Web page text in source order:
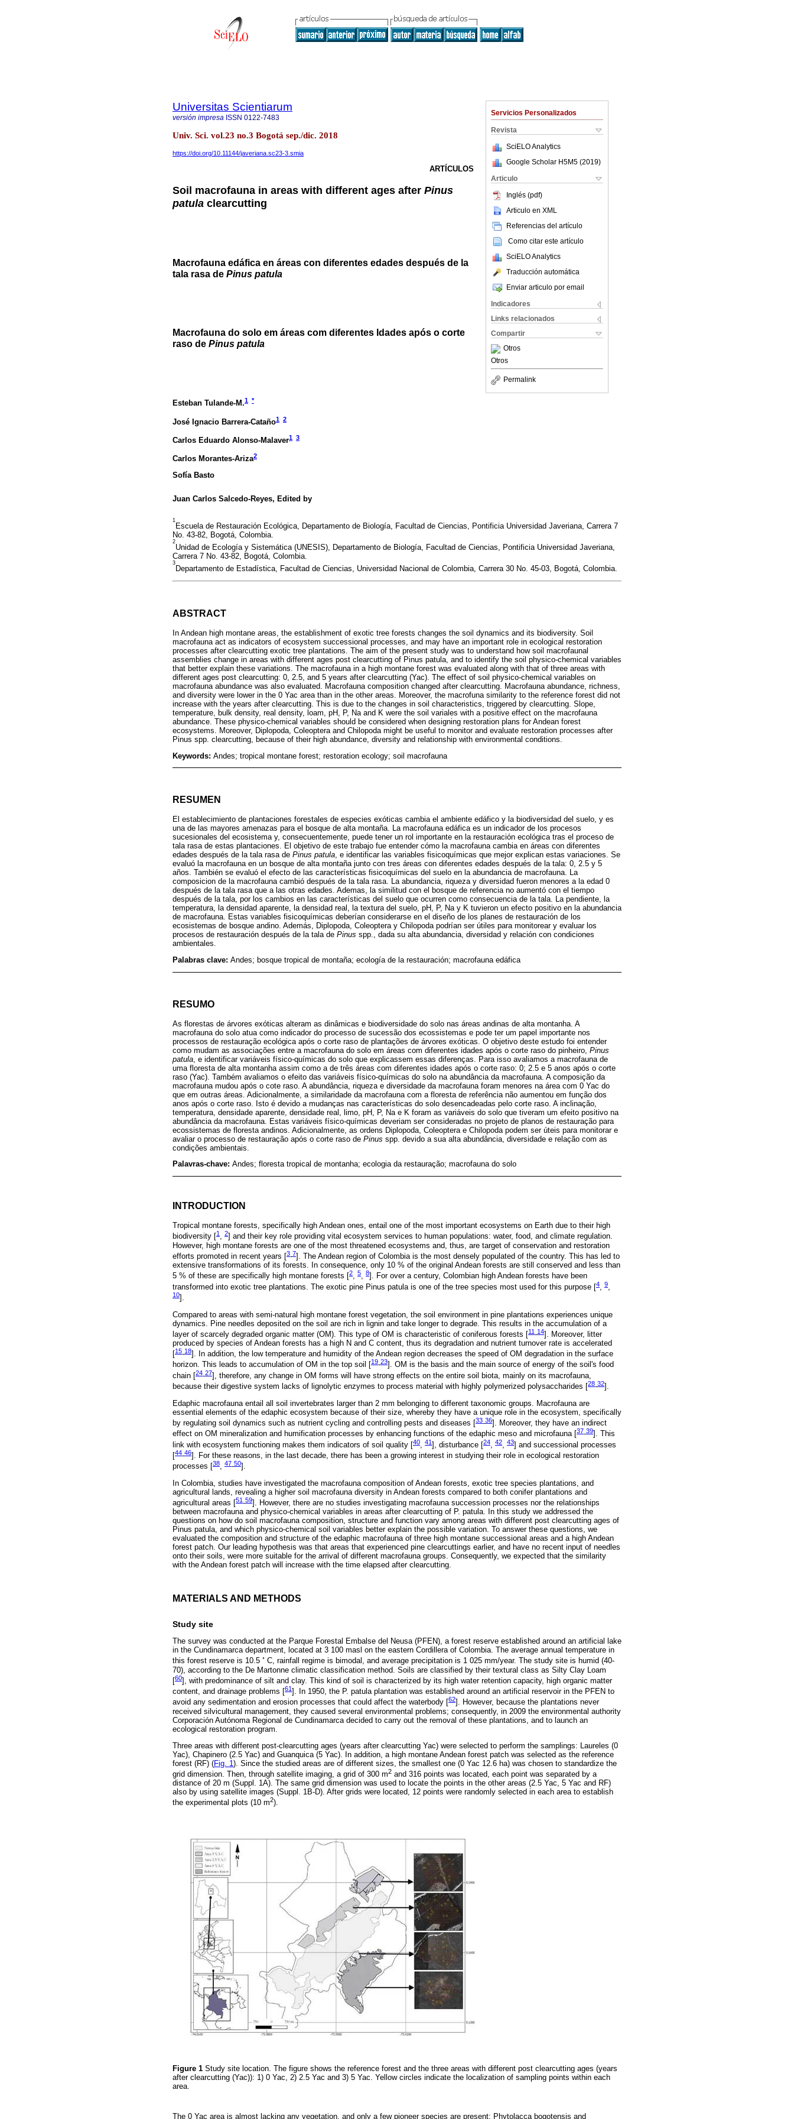
Servicios Personalizados
Revista
SciELO Analytics
Google Scholar H5M5 (2019)
Articulo
Inglés (pdf)
Articulo en XML
Referencias del artículo
Como citar este artículo
SciELO Analytics
Traducción automática
Enviar articulo por email
Indicadores
Links relacionados
Compartir
Otros
Otros
Permalink
Universitas Scientiarum
versión impresa ISSN 0122-7483
Univ. Sci. vol.23 no.3 Bogotá sep./dic. 2018
https://doi.org/10.11144/javeriana.sc23-3.smia
ARTÍCULOS
Soil macrofauna in areas with different ages after Pinus
patula clearcutting
Macrofauna edáfica en áreas con diferentes edades después de la
tala rasa de Pinus patula
Macrofauna do solo em áreas com diferentes Idades após o corte
raso de Pinus patula
Esteban Tulande-M.1 *
José Ignacio Barrera-Cataño1 2
Carlos Eduardo Alonso-Malaver1 3
Carlos Morantes-Ariza2
Sofía Basto
Juan Carlos Salcedo-Reyes, Edited by
1
Escuela de Restauración Ecológica, Departamento de Biología, Facultad de Ciencias, Pontificia Universidad Javeriana, Carrera 7
No. 43-82, Bogotá, Colombia.
2
Unidad de Ecología y Sistemática (UNESIS), Departamento de Biología, Facultad de Ciencias, Pontificia Universidad Javeriana,
Carrera 7 No. 43-82, Bogotá, Colombia.
3
Departamento de Estadística, Facultad de Ciencias, Universidad Nacional de Colombia, Carrera 30 No. 45-03, Bogotá, Colombia.
ABSTRACT
In Andean high montane areas, the establishment of exotic tree forests changes the soil dynamics and its biodiversity. Soil
macrofauna act as indicators of ecosystem successional processes, and may have an important role in ecological restoration
processes after clearcutting exotic tree plantations. The aim of the present study was to understand how soil macrofaunal
assemblies change in areas with different ages post clearcutting of Pinus patula, and to identify the soil physico-chemical variables
that better explain these variations. The macrofauna in a high montane forest was evaluated along with that of three areas with
different ages post clearcutting: 0, 2.5, and 5 years after clearcutting (Yac). The effect of soil physico-chemical variables on
macrofauna abundance was also evaluated. Macrofauna composition changed after clearcutting. Macrofauna abundance, richness,
and diversity were lower in the 0 Yac area than in the other areas. Moreover, the macrofuna similarity to the reference forest did not
increase with the years after clearcutting. This is due to the changes in soil characteristics, triggered by clearcutting. Slope,
temperature, bulk density, real density, loam, pH, P, Na and K were the soil variales with a positive effect on the macrofauna
abundance. These physico-chemical variables should be considered when designing restoration plans for Andean forest
ecosystems. Moreover, Diplopoda, Coleoptera and Chilopoda might be useful to monitor and evaluate restoration processes after
Pinus spp. clearcutting, because of their high abundance, diversity and relationship with environmental conditions.
Keywords: Andes; tropical montane forest; restoration ecology; soil macrofauna
RESUMEN
El establecimiento de plantaciones forestales de especies exóticas cambia el ambiente edáfico y la biodiversidad del suelo, y es
una de las mayores amenazas para el bosque de alta montaña. La macrofauna edáfica es un indicador de los procesos
sucesionales del ecosistema y, consecuentemente, puede tener un rol importante en la restauración ecológica tras el proceso de
tala rasa de estas plantaciones. El objetivo de este trabajo fue entender cómo la macrofauna cambia en áreas con diferentes
edades después de la tala rasa de Pinus patula, e identificar las variables fisicoquímicas que mejor explican estas variaciones. Se
evaluó la macrofauna en un bosque de alta montaña junto con tres áreas con diferentes edades después de la tala: 0, 2.5 y 5
años. También se evaluó el efecto de las características fisicoquímicas del suelo en la abundancia de macrofauna. La
composicion de la macrofauna cambió después de la tala rasa. La abundancia, riqueza y diversidad fueron menores a la edad 0
después de la tala rasa que a las otras edades. Ademas, la similitud con el bosque de referencia no aumentó con el tiempo
después de la tala, por los cambios en las características del suelo que ocurren como consecuencia de la tala. La pendiente, la
temperatura, la densidad aparente, la densidad real, la textura del suelo, pH, P, Na y K tuvieron un efecto positivo en la abundancia
de macrofauna. Estas variables fisicoquímicas deberían considerarse en el diseño de los planes de restauración de los
ecosistemas de bosque andino. Además, Diplopoda, Coleoptera y Chilopoda podrían ser útiles para monitorear y evaluar los
procesos de restauración después de la tala de Pinus spp., dada su alta abundancia, diversidad y relación con condiciones
ambientales.
Palabras clave: Andes; bosque tropical de montaña; ecología de la restauración; macrofauna edáfica
RESUMO
As florestas de árvores exóticas alteram as dinâmicas e biodiversidade do solo nas áreas andinas de alta montanha. A
macrofauna do solo atua como indicador do processo de sucessão dos ecossistemas e pode ter um papel importante nos
processos de restauração ecológica após o corte raso de plantações de árvores exóticas. O objetivo deste estudo foi entender
como mudam as associações entre a macrofauna do solo em áreas com diferentes idades após o corte raso do pinheiro, Pinus
patula , e identificar variáveis físico-químicas do solo que explicassem essas diferenças. Para isso avaliamos a macrofauna de
uma floresta de alta montanha assim como a de três áreas com diferentes idades após o corte raso: 0; 2.5 e 5 anos após o corte
raso (Yac). Também avaliamos o efeito das variáveis físico-químicas do solo na abundância da macrofauna. A composição da
macrofauna mudou após o cote raso. A abundância, riqueza e diversidade da macrofauna foram menores na área com 0 Yac do
que em outras áreas. Adicionalmente, a similaridade da macrofauna com a floresta de referência não aumentou em função dos
anos após o corte raso. Isto é devido a mudanças nas características do solo desencadeadas pelo corte raso. A inclinação,
temperatura, densidade aparente, densidade real, limo, pH, P, Na e K foram as variáveis do solo que tiveram um efeito positivo na
abundância da macrofauna. Estas variáveis físico-químicas deveriam ser consideradas no projeto de planos de restauração para
ecossistemas de floresta andinos. Adicionalmente, as ordens Diplopoda, Coleoptera e Chilopoda podem ser úteis para monitorar e
avaliar o processo de restauração após o corte raso de Pinus spp. devido a sua alta abundância, diversidade e relação com as
condições ambientais.
Palavras-chave: Andes; floresta tropical de montanha; ecologia da restauração; macrofauna do solo
INTRODUCTION
Tropical montane forests, specifically high Andean ones, entail one of the most important ecosystems on Earth due to their high
biodiversity [
1, 2
] and their key role providing vital ecosystem services to human populations: water, food, and climate regulation.
However, high montane forests are one of the most threatened ecosystems and, thus, are target of conservation and restoration
efforts promoted in recent years [3-7]. The Andean region of Colombia is the most densely populated of the country. This has led to
extensive transformations of its forests. In consequence, only 10 % of the original Andean forests are still conserved and less than
5 % of these are specifically high montane forests [2, 5, 8]. For over a century, Colombian high Andean forests have been
transformed into exotic tree plantations. The exotic pine Pinus patula is one of the tree species most used for this purpose [4, 9,
10].
Compared to areas with semi-natural high montane forest vegetation, the soil environment in pine plantations experiences unique
dynamics. Pine needles deposited on the soil are rich in lignin and take longer to degrade. This results in the accumulation of a
layer of scarcely degraded organic matter (OM). This type of OM is characteristic of coniferous forests [11-14]. Moreover, litter
produced by species of Andean forests has a high N and C content, thus its degradation and nutrient turnover rate is accelerated
[15-18]. In addition, the low temperature and humidity of the Andean region decreases the speed of OM degradation in the surface
horizon. This leads to accumulation of OM in the top soil [
19-23 ]. OM is the basis and the main source of energy of the soil's food
chain [24-27], therefore, any change in OM forms will have strong effects on the entire soil biota, mainly on its macrofauna,
because their digestive system lacks of lignolytic enzymes to process material with highly polymerized polysaccharides [28-32].
Edaphic macrofauna entail all soil invertebrates larger than 2 mm belonging to different taxonomic groups. Macrofauna are
essential elements of the edaphic ecosystem because of their size, whereby they have a unique role in the ecosystem, specifically
by regulating soil dynamics such as nutrient cycling and controlling pests and diseases [33-36]. Moreover, they have an indirect
effect on OM mineralization and humification processes by enhancing functions of the edaphic meso and microfauna [37-39]. This
link with ecosystem functioning makes them indicators of soil quality [40 41], disturbance [24 42 43] and successional processes
[44-46]. For these reasons, in the last decade, there has been a growing interest in studying their role in ecological restoration
processes [38, 47-50].
In Colombia, studies have investigated the macrofauna composition of Andean forests, exotic tree species plantations, and
agricultural lands, revealing a higher soil macrofauna diversity in Andean forests compared to both conifer plantations and
agricultural areas [51-59]. However, there are no studies investigating macrofauna succession processes nor the relationships
between macrofauna and physico-chemical variables in areas after clearcutting of P. patula. In this study we addressed the
questions on how do soil macrofauna composition, structure and function vary among areas with different post clearcutting ages of
Pinus patula, and which physico-chemical soil variables better explain the possible variation. To answer these questions, we
evaluated the composition and structure of the edaphic macrofauna of three high montane successional areas and a high Andean
forest patch. Our leading hypothesis was that areas that experienced pine clearcuttings earlier, and have no recent input of needles
onto their soils, were more suitable for the arrival of different macrofauna groups. Consequently, we expected that the similarity
with the Andean forest patch will increase with the time elapsed after clearcutting.
MATERIALS AND METHODS
Study site
The survey was conducted at the Parque Forestal Embalse del Neusa (PFEN), a forest reserve established around an artificial lake
in the Cundinamarca department, located at 3 100 masl on the eastern Cordillera of Colombia. The average annual temperature in
this forest reserve is 10.5 ◦ C, rainfall regime is bimodal, and average precipitation is 1 025 mm/year. The study site is humid (40-
70), according to the De Martonne climatic classification method. Soils are classified by their textural class as Silty Clay Loam
[60], with predominance of silt and clay. This kind of soil is characterized by its high water retention capacity, high organic matter
content, and drainage problems [61]. In 1950, the P. patula plantation was established around an artificial reservoir in the PFEN to
avoid any sedimentation and erosion processes that could affect the waterbody [62]. However, because the plantations never
received silvicultural management, they caused several environmental problems; consequently, in 2009 the environmental authority
Corporación Autónoma Regional de Cundinamarca decided to carry out the removal of these plantations, and to launch an
ecological restoration program.
Three areas with different post-clearcutting ages (years after clearcutting Yac) were selected to perform the samplings: Laureles (0
Yac), Chapinero (2.5 Yac) and Guanquica (5 Yac). In addition, a high montane Andean forest patch was selected as the reference
forest (RF) (Fig. 1 ). Since the studied areas are of different sizes, the smallest one (0 Yac 12.6 ha) was chosen to standardize the
grid dimension. Then, through satellite imaging, a grid of 300 m2 and 316 points was located, each point was separated by a
distance of 20 m (Suppl. 1A). The same grid dimension was used to locate the points in the other areas (2.5 Yac, 5 Yac and RF)
also by using satellite images (Suppl. 1B-D). After grids were located, 12 points were randomly selected in each area to establish
the experimental plots (10 m2).
Figure 1 Study site location. The figure shows the reference forest and the three areas with different post clearcutting ages (years
after clearcutting (Yac)): 1) 0 Yac, 2) 2.5 Yac and 3) 5 Yac. Yellow circles indicate the localization of sampling points within each
area.
The 0 Yac area is almost lacking any vegetation, and only a few pioneer species are present: Phytolacca bogotensis and